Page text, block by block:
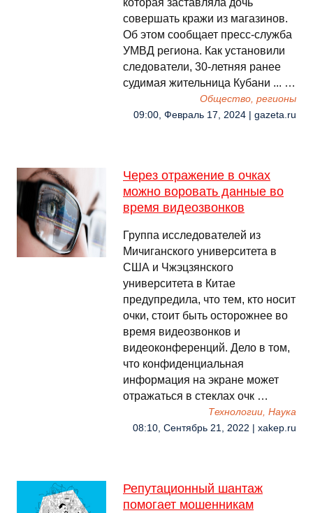
которая заставляла дочь
совершать кражи из магазинов.
Об этом сообщает пресс-служба
УМВД региона. Как установили
следователи, 30-летняя ранее
судимая жительница Кубани ... …
Общество, регионы
09:00, Февраль 17, 2024 | gazeta.ru
Через отражение в очках
можно воровать данные во
время видеозвонков
Группа исследователей из
Мичиганского университета в
США и Чжэцзянского
университета в Китае
предупредила, что тем, кто носит
очки, стоит быть осторожнее во
время видеозвонков и
видеоконференций. Дело в том,
что конфиденциальная
информация на экране может
отражаться в стеклах очк …
Технологии, Наука
08:10, Сентябрь 21, 2022 | xakep.ru
Репутационный шантаж
помогает мошенникам